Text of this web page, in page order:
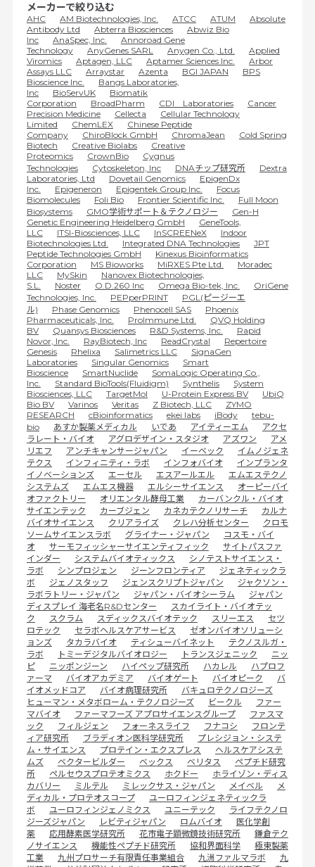
メーカーで絞り込む
AHC AM Biotechnologies, Inc. ATCC ATUM
Absolute
Antibody Ltd
Abterra Biosciences
Abwiz Bio
Inc
AnaSpec, Inc.
Annoroad Gene
Technology
AnyGenes SARL Anygen Co., Ltd.
Applied
Viromics
Aptagen, LLC Aptamer Sciences Inc.
Arbor
Assays LLC
Arraystar Azenta BGI JAPAN
BPS
Bioscience Inc.
Bangs Laboratories,
Inc
BioServUK
Biomatik
Corporation
BroadPharm CDI Laboratories
Cancer
Precision Medicine
Cellecta
Cellular Technology
Limited
ChemLEX
Chinese Peptide
Company
ChiroBlock GmbH ChromaJean
Cold Spring
Biotech
Creative Biolabs
Creative
Proteomics
CrownBio
Cygnus
Technologies
Cytoskeleton, Inc DNAチップ研究所
Dextra
Laboratories, Ltd
Dovetail Genomics
EpigenDx
Inc.
Epigeneron Epigentek Group Inc.
Focus
Biomolecules
Foli Bio Frontier Scientific Inc.
Full Moon
Biosystems
GMO学術サポート＆テクノロジー
Gen-H
Genetic Engineering Heidelberg GmbH
GeneTools,
LLC
ITSI-Biosciences, LLC InSCREENeX
Indoor
Biotechnologies Ltd.
Integrated DNA Technologies
JPT
Peptide Technologies GmbH
Kinexus Bioinformatics
Corporation
MS Bioworks MiRXES Pte Ltd.
Moradec
LLC
MySkin
Nanovex Biotechnologies,
S.L.
Noster O.D.260 Inc Omega Bio-tek, Inc.
OriGene
Technologies, Inc.
PEPperPRINT
PGL(ピージーエ
ル)
Phase Genomics Phenocell SAS
Phoenix
Pharmaceuticals, Inc.
ProImmune Ltd.
QVQ Holding
BV
Quansys Biosciences R&D Systems, Inc.
Rapid
Novor, Inc.
RayBiotech, Inc ReadCrystal
Repertoire
Genesis
Rhelixa Salimetrics LLC
SignaGen
Laboratories
Singular Genomics
Smart
Bioscience
SmartNuclide
SomaLogic Operating Co.,
Inc.
Standard BioTools(Fluidigm) Synthelis
System
Biosciences, LLC
TargetMol U-Protein Express BV
UbiQ
Bio BV
Varinos Veritas Z Biotech, LLC
ZYMO
RESEARCH
cBioinformatics ekei labs iBody
tebu-
bio
あすか製薬メディカル いであ アイティーエム
アクセ
ラレート・バイオ
アグロデザイン・スタジオ アズワン
アメ
リエフ
アンチキャンサージャパン イーベック
イムノジェネ
テクス
インフィニティ・ラボ インフォバイオ
インプランタ
イノベーションズ
エーセル エスアールエル
エムエステクノ
システムズ
エムエス機器 エルシーサイエンス
オーピーバイ
オファクトリー
オリエンタル酵母工業
カーバンクル・バイオ
サイエンテック
カーブジェン カネカテクノリサーチ
カルナ
バイオサイエンス
クリアライズ クレハ分析センター
クロモ
ソームサイエンスラボ
グライナー・ジャパン
コスモ・バイ
オ
サーモフィッシャーサイエンティフィック
サイトパスファ
インダー
システムバイオティックス
シノテストサイエンス・
ラボ
シンプロジェン ジーンフロンティア
ジェネティックラ
ボ
ジェノスタッフ ジェンスクリプトジャパン
ジャクソン・
ラボラトリー・ジャパン
ジャパン・バイオシーラム
ジャパン
ディスプレイ 海老名R&Dセンター
スカイライト・バイオテッ
ク
スクラム スディックスバイオテック スリーエス
セツ
ロテック
セラボヘルスケアサービス
ゼオンバイオソリューシ
ョンズ
タカラバイオ ティシューバイネット
テクノスルガ・
ラボ
トミーデジタルバイオロジー トランスジェニック
ニッ
ピ
ニッポンジーン ハイペップ研究所 ハカレル
ハプロフ
ァーマ
バイオアカデミア バイオゲート バイオピーク
バ
イオメッドコア
バイオ病理研究所
バキュロテクノロジーズ
ヒューマン・メタボローム・テクノロジーズ
ビークル
ファー
マバイオ
ファーマフーズ アプロサイエンスグループ
ファスマ
ック
フィルジェン フォーネスライフ フナコシ
フロンテ
ィア研究所
ブラディオン医科学研究所
プレシジョン・システ
ム・サイエンス
プロテイン・エクスプレス
ヘルスケアシステ
ムズ
ベクタービルダー ベックス ベリタス
ペプチド研究
所
ペルセウスプロテオミクス ホクドー
ホライゾン・ディス
カバリー
ミルテル ミレックサス・ジャパン メイベル
メ
ディカル・プロテオスコープ
ユーロフィンジェネティックラ
ボ
ユーロフィンジェノミクス ユニーテック
ライフテクノロ
ジーズジャパン
レビティジャパン ロムバイオ
医化学創
薬
応用酵素医学研究所 花市電子顕微鏡技術研究所
鎌倉テク
ノサイエンス
機能性ペプチド研究所 協和界面科学
極東製薬
工業
九州プロサーチ有限責任事業組合 九洲ファルマラボ
九